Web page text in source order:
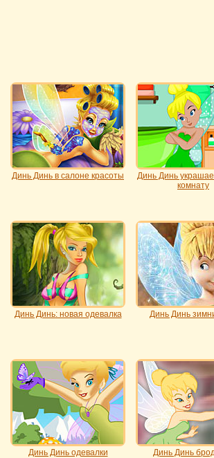
Динь Динь в салоне красоты
Динь Динь
комнату
Динь Динь: новая одевалка Динь Динь
Динь Динь одевалки Динь Динь